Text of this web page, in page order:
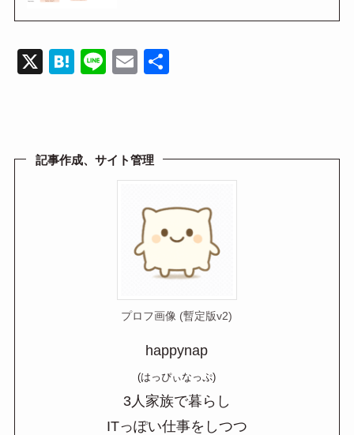
X
H
a
Li
E
記事作成、サイト管理
プロフ画像 (暫定版v2)
happynap
(はっぴぃなっぷ)
3人家族で暮らし
ITっぽい仕事をしつつ